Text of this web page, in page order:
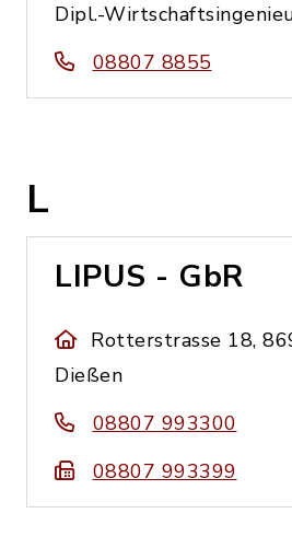
Dipl.-
08807 8855
L
LIPUS - GbR
Rotterstrasse 18,
Dießen
08807 993300
08807 993399